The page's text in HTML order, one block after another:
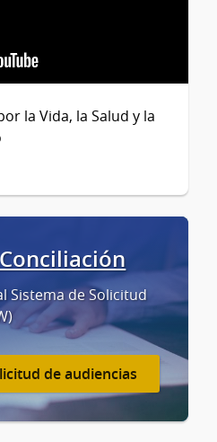
la Vida, la Salud y la
Sistema de Solicitud
de audiencias